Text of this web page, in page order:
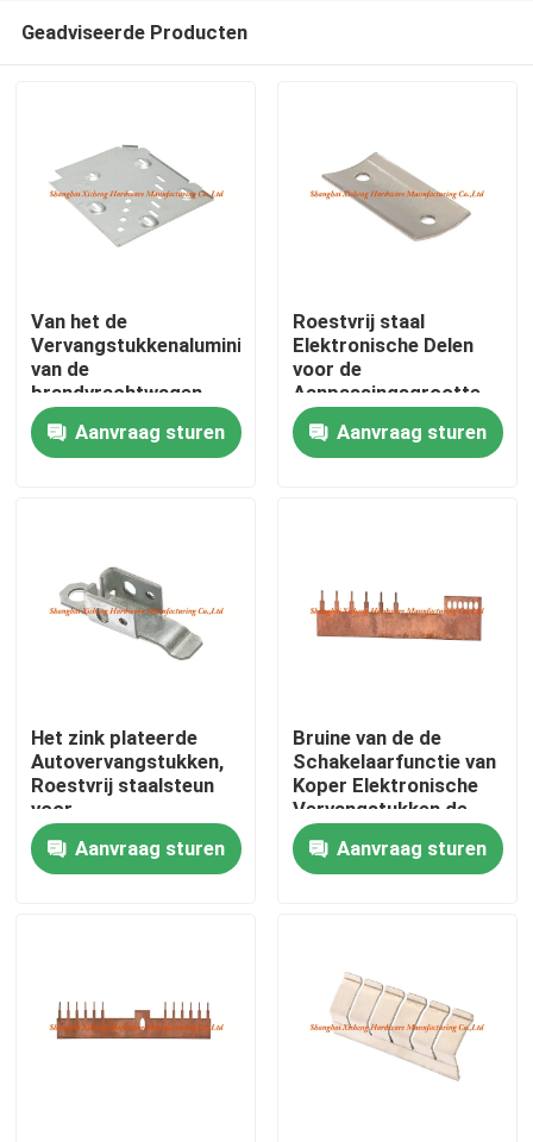
Huis
Ongeveer ons
Kwaliteitscontrole
Contacteer ons
Het Comité van de aluminiumtoegang
Geadviseerde Producten
Van het de
Vervangstukkenaluminium
van de
brandvrachtwagen
Elektronische
Beschikbare de Plaat
Materiële OEM
Aanvraag sturen
Roestvrij staal
Elektronische Delen
voor de
Aanpassingsgrootte
van de
Brandvrachtwagen
Aanvraag sturen
Het zink plateerde
Autovervangstukken,
Roestvrij staalsteun
voor
Brandvrachtwagen
Aanvraag sturen
Bruine van de de
Schakelaarfunctie van
Koper Elektronische
Vervangstukken de
Douanegrootte
Aanvraag sturen